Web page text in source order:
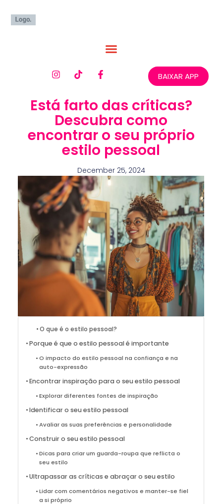
BAIXAR APP
Está farto das críticas?
Descubra como
encontrar o seu próprio
estilo pessoal
December 25, 2024
O que é o estilo pessoal?
Porque é que o estilo pessoal é importante
O impacto do estilo pessoal na confiança e na
auto-expressão
Encontrar inspiração para o seu estilo pessoal
Explorar diferentes fontes de inspiração
Identificar o seu estilo pessoal
Avaliar as suas preferências e personalidade
Construir o seu estilo pessoal
Dicas para criar um guarda-roupa que reflicta o
seu estilo
Ultrapassar as críticas e abraçar o seu estilo
Lidar com comentários negativos e manter-se fiel
a si próprio